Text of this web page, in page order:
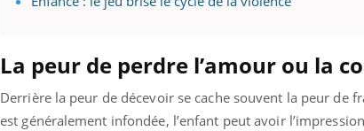
La peur de perdre l’amour ou la
Derrière la peur de décevoir se cache souvent la peur de
est généralement infondée, l’enfant peut avoir